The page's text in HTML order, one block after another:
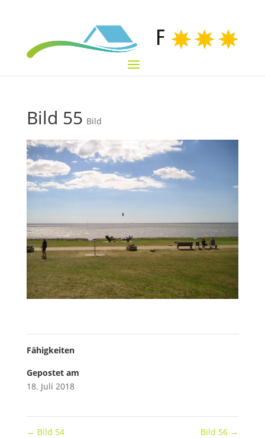
Bild 55 Bild
Fähigkeiten
Gepostet am
18. Juli 2018
← Bild 54 Bild 56 →